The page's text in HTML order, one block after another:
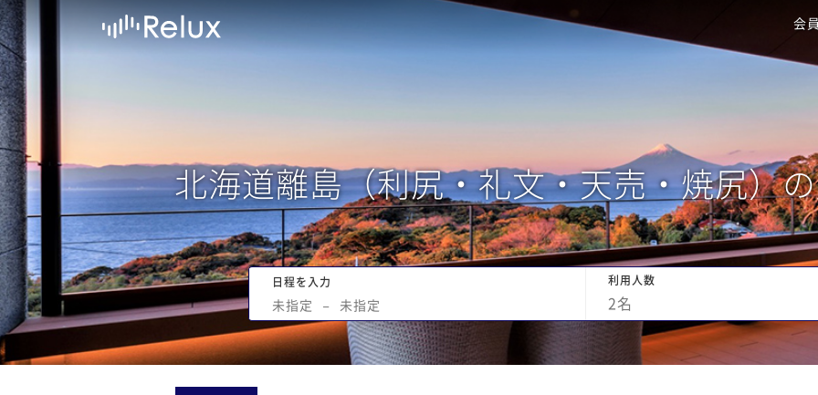
会
北海道離島（利尻・礼文・天売・焼尻）
日程を入力
未指定 − 未指定
利用人数
2名